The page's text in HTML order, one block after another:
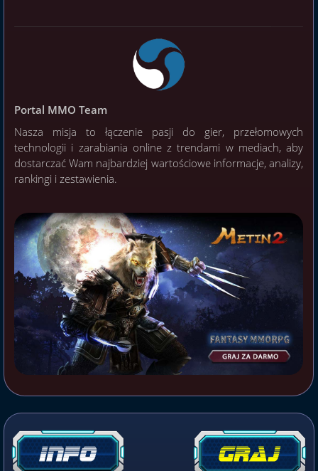
Portal MMO Team
Nasza misja to łączenie pasji do gier, przełomowych
technologii i zarabiania online z trendami w mediach, aby
dostarczać Wam najbardziej wartościowe informacje, analizy,
rankingi i zestawienia.